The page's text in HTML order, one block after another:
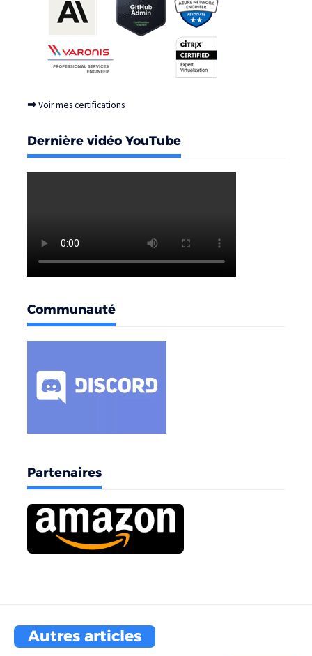
➡Voir mes certifications
Dernière vidéo YouTube
Communauté
Partenaires
Autres articles